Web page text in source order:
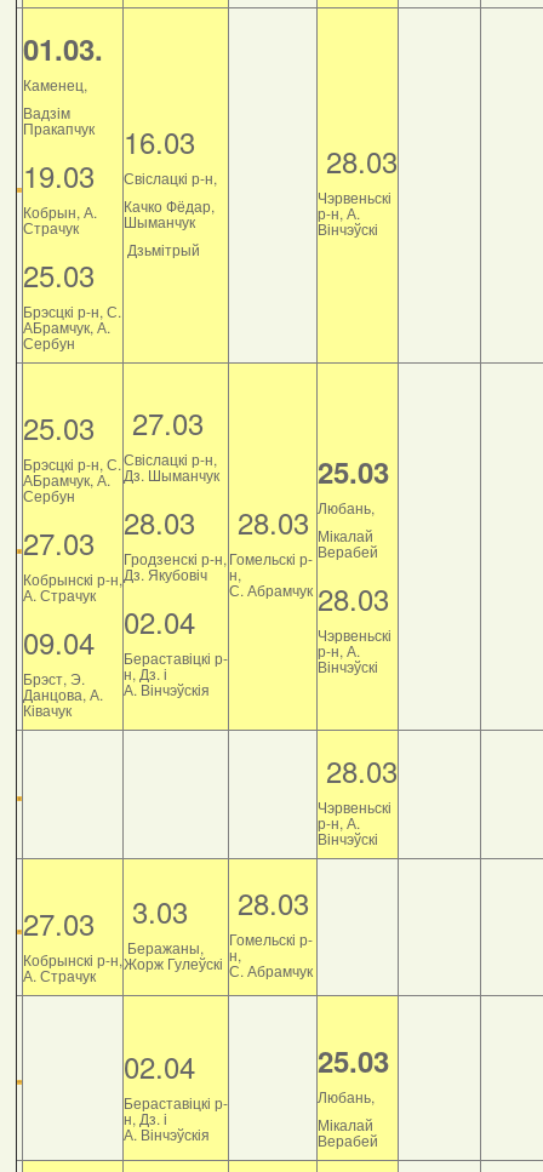
01.03.
Каменец,
Вадзім
Пракапчук
19.03
Кобрын, А.
Страчук
25.03
Брэсцкі р-н, С.
АБрамчук, А.
Сербун
16.03
Свіслацкі р-н,
Качко Фёдар,
Шыманчук
Дзьмітрый
28.03
Чэрвеньскі
р-н, А.
Вінчэўскі
25.03
Брэсцкі р-н, С.
АБрамчук, А.
Сербун
27.03
Кобрынскі р-н,
А. Страчук
09.04
Брэст, Э.
Данцова, А.
Ківачук
27.03
Свіслацкі р-н,
Дз. Шыманчук
28.03
Гродзенскі р-н,
Дз. Якубовіч
02.04
Бераставіцкі р-
н, Дз. і
А. Вінчэўскія
28.03
Гомельскі р-
н,
С. Абрамчук
25.03
Любань,
Мікалай
Верабей
28.03
Чэрвеньскі
р-н, А.
Вінчэўскі
28.03
Чэрвеньскі
р-н, А.
Вінчэўскі
27.03
Кобрынскі р-н,
А. Страчук
3.03
Беражаны,
Жорж Гулеўскі
28.03
Гомельскі р-
н,
С. Абрамчук
02.04
Бераставіцкі р-
н, Дз. і
А. Вінчэўскія
25.03
Любань,
Мікалай
Верабей